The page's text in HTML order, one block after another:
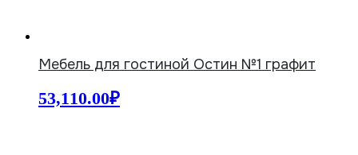
Мебель для гостиной Остин №1 графит
53,110.00₽